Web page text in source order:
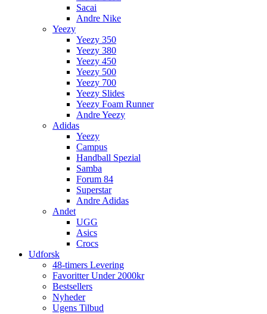
Sacai
Andre Nike
Yeezy
Yeezy 350
Yeezy 380
Yeezy 450
Yeezy 500
Yeezy 700
Yeezy Slides
Yeezy Foam Runner
Andre Yeezy
Adidas
Yeezy
Campus
Handball Spezial
Samba
Forum 84
Superstar
Andre Adidas
Andet
UGG
Asics
Crocs
Udforsk
48-timers Levering
Favoritter Under 2000kr
Bestsellers
Nyheder
Ugens Tilbud